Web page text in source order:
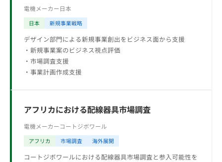
電機メーカー日本
日本 新規事業戦略
デザイン部門による新規事業創出をビジネス面から支援
・新規事業案のビジネス視点評価
・市場調査支援
・事業計画作成支援
アフリカにおける配線器具市場調査
電機メーカーコートジボワール
アフリカ 市場調査 海外展開
コートジボワールにおける配線器具市場調査と参入可能性を